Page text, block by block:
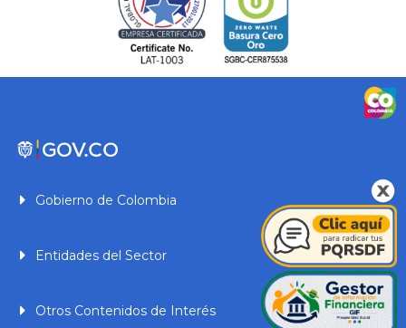
Gobierno de Colombia
Entidades del Sector
Otros Contenidos de Interés